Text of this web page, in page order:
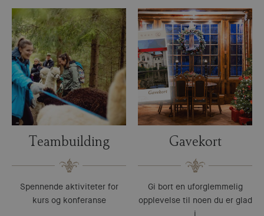
Teambuilding
Spennende aktiviteter for
kurs og konferanse
Gavekort
Gi bort en uforglemmelig
opplevelse til noen du er glad
i